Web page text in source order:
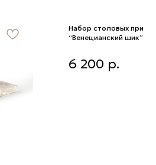
Набор столовых
“Венецианский шик”
“Венецианский шик”
6 200 р.